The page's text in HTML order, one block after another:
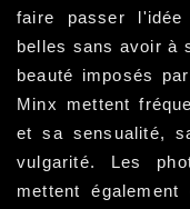
faire passer
belles sans avoir à
beauté imposés
Minx mettent
et sa sensualité,
vulgarité. Les
mettent